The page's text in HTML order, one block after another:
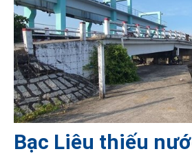
Bạc Liêu thiếu